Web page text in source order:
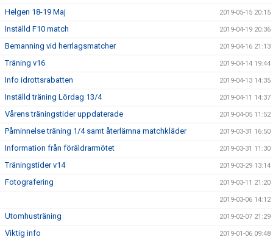
Helgen 18-19 Maj 2019-05-15 20:15
Inställd F10 match 2019-04-19 20:36
Bemanning vid herrlagsmatcher 2019-04-16 21:13
Träning v16 2019-04-14 19:44
Info idrottsrabatten 2019-04-13 14:35
Inställd träning Lördag 13/4 2019-04-11 14:37
Vårens träningstider uppdaterade 2019-04-05 11:52
Påminnelse träning 1/4 samt återlämna matchkläder 2019-03-31 16:50
Information från föräldrarmötet 2019-03-31 11:30
Träningstider v14 2019-03-29 13:14
Fotografering 2019-03-11 21:20
2019-03-06 14:12
Utomhusträning 2019-02-07 21:29
Viktig info 2019-01-06 09:48